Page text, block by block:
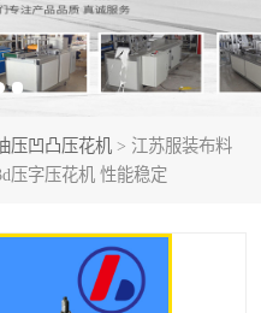
压凹凸压花机 > 江苏服装布料
压字压花机 性能稳定
超声波花边机
凹凸压花机压标机
双头服装凹凸压花机
自动超声波打片成型机